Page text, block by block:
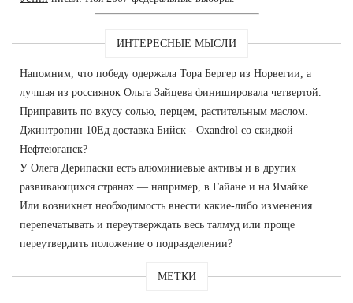
ИНТЕРЕСНЫЕ МЫСЛИ
Напомним, что победу одержала Тора Бергер из Норвегии, а
лучшая из россиянок Ольга Зайцева финишировала четвертой.
Приправить по вкусу солью, перцем, растительным маслом.
Джинтропин 10Ед доставка Бийск - Oxandrol со скидкой
Нефтеюганск?
У Олега Дерипаски есть алюминиевые активы и в других
развивающихся странах — например, в Гайане и на Ямайке.
Или возникнет необходимость внести какие-либо изменения
перепечатывать и переутверждать весь талмуд или проще
переутвердить положение о подразделении?
МЕТКИ